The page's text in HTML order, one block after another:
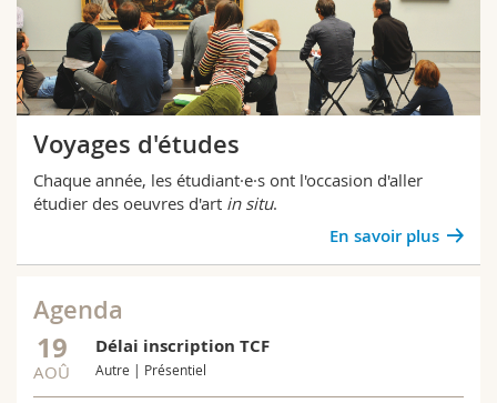
Voyages d'études
Chaque année, les étudiant·e·s ont l'occasion d'aller
étudier des oeuvres d'art in situ.
En savoir plus
Agenda
19
AOÛ
Délai inscription TCF
Autre | Présentiel